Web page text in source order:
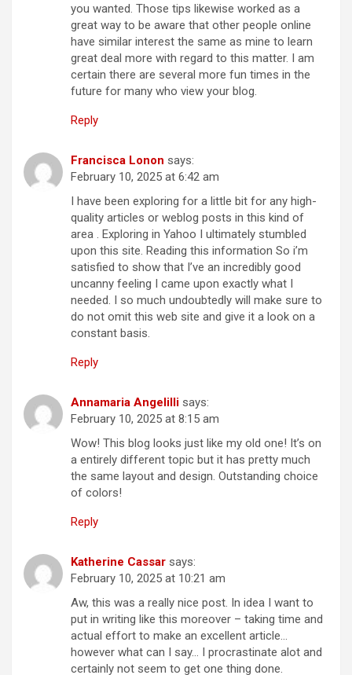
you wanted. Those tips likewise worked as a
great way to be aware that other people online
have similar interest the same as mine to learn
great deal more with regard to this matter. I am
certain there are several more fun times in the
future for many who view your blog.
Reply
Francisca Lonon says:
February 10, 2025 at 6:42 am
I have been exploring for a little bit for any high-
quality articles or weblog posts in this kind of
area . Exploring in Yahoo I ultimately stumbled
upon this site. Reading this information So i’m
satisfied to show that I’ve an incredibly good
uncanny feeling I came upon exactly what I
needed. I so much undoubtedly will make sure to
do not omit this web site and give it a look on a
constant basis.
Reply
Annamaria Angelilli says:
February 10, 2025 at 8:15 am
Wow! This blog looks just like my old one! It’s on
a entirely different topic but it has pretty much
the same layout and design. Outstanding choice
of colors!
Reply
Katherine Cassar says:
February 10, 2025 at 10:21 am
Aw, this was a really nice post. In idea I want to
put in writing like this moreover – taking time and
actual effort to make an excellent article…
however what can I say… I procrastinate alot and
certainly not seem to get one thing done.